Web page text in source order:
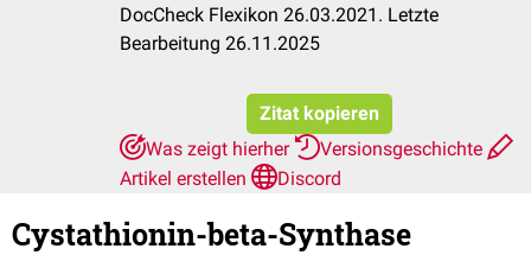
DocCheck Flexikon 26.03.2021. Letzte
Bearbeitung 26.11.2025
Zitat kopieren
Was zeigt hierher
Versionsgeschichte
Artikel erstellen
Discord
Cystathionin-beta-Synthase